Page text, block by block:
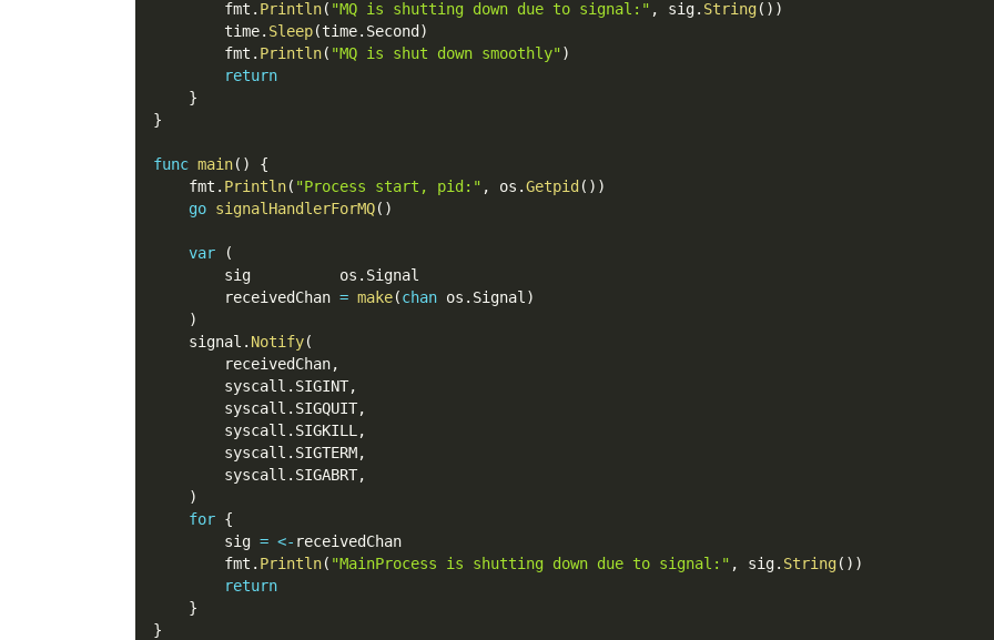
        fmt
. Println( "MQ is shutting down due to signal:" , sig. String( ) )
        time
. Sleep(time. Second )
        fmt
. Println( "MQ is shut down smoothly")
return
}
}
func main( )
{
    fmt
. Println( "Process start, pid:" , os .Getpid ( ) )
go signalHandlerForMQ( )
var
(
        sig          os
. Signal
        receivedChan
= make(chan os . Signal )
)
    signal
. Notify(
        receivedChan
,
        syscall
. SIGINT,
        syscall
. SIGQUIT,
        syscall
. SIGKILL ,
        syscall
. SIGTERM,
        syscall
. SIGABRT,
)
for {
        sig
= <- receivedChan
        fmt
. Println( "MainProcess is shutting down due to signal:" , sig. String( ) )
return
}
}